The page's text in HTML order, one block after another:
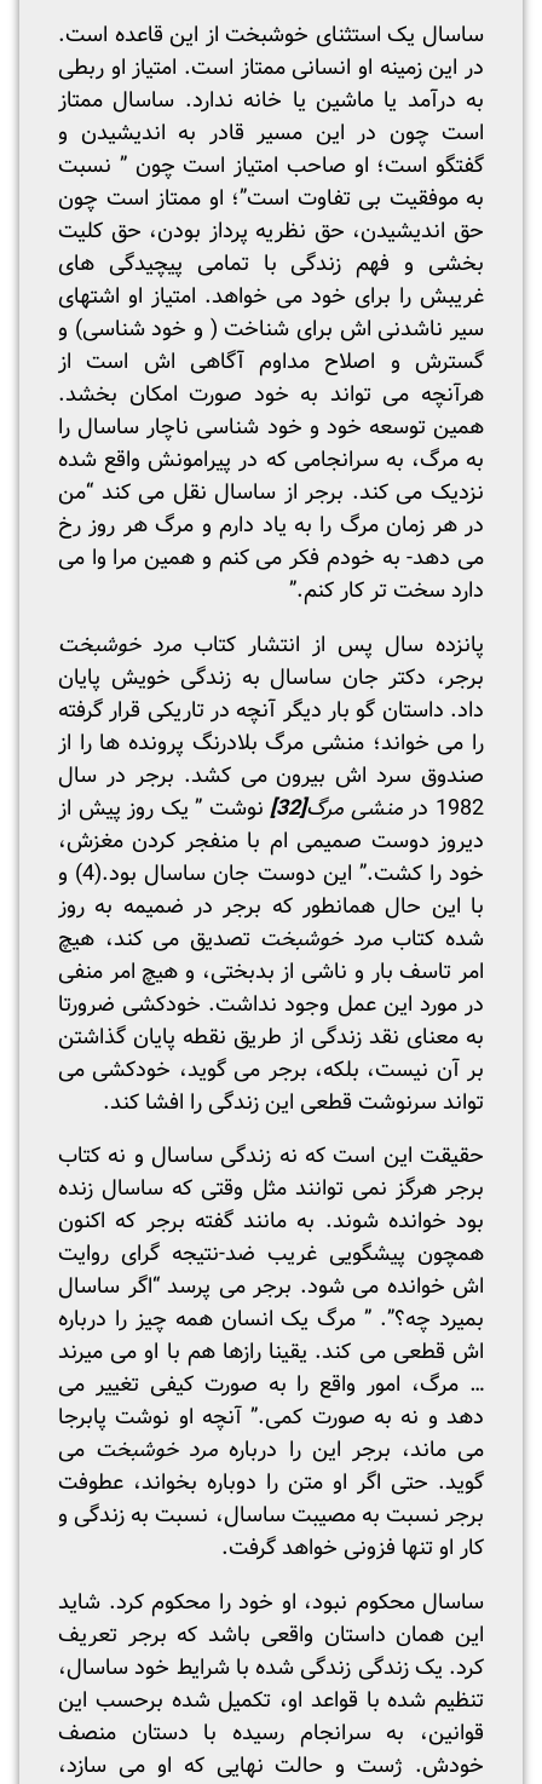
ساسال یک استثنای خوشبخت از این قاعده است.
در این زمینه او انسانی ممتاز است. امتیاز او ربطی
به درآمد یا ماشین یا خانه ندارد. ساسال ممتاز
است چون در این مسیر قادر به اندیشیدن و
گفتگو است؛ او صاحب امتیاز است چون ” نسبت
به موفقیت بی تفاوت است”؛ او ممتاز است چون
حق اندیشیدن، حق نظریه پرداز بودن، حق کلیت
بخشی و فهم زندگی با تمامی پیچیدگی های
غریبش را برای خود می خواهد. امتیاز او اشتهای
سیر ناشدنی اش برای شناخت ( و خود شناسی) و
گسترش و اصلاح مداوم آگاهی اش است از
هرآنچه می تواند به خود صورت امکان بخشد.
همین توسعه خود و خود شناسی ناچار ساسال را
به مرگ، به سرانجامی که در پیرامونش واقع شده
نزدیک می کند. برجر از ساسال نقل می کند “من
در هر زمان مرگ را به یاد دارم و مرگ هر روز رخ
می دهد- به خودم فکر می کنم و همین مرا وا می
دارد سخت تر کار کنم.”
پانزده سال پس از انتشار کتاب مرد خوشبخت
برجر، دکتر جان ساسال به زندگی خویش پایان
داد. داستان گو بار دیگر آنچه در تاریکی قرار گرفته
را می خواند؛ منشی مرگ بلادرنگ پرونده ها را از
صندوق سرد اش بیرون می کشد. برجر در سال
1982 در
منشی مرگ[32]
نوشت ” یک روز پیش از
دیروز دوست صمیمی ام با منفجر کردن مغزش،
خود را کشت.” این دوست جان ساسال بود.(4) و
با این حال همانطور که برجر در ضمیمه به روز
شده کتابمرد خوشبخت تصدیق می کند، هیچ
امر تاسف بار و ناشی از بدبختی، و هیچ امر منفی
در مورد این عمل وجود نداشت. خودکشی ضرورتا
به معنای نقد زندگی از طریق نقطه پایان گذاشتن
بر آن نیست، بلکه، برجر می گوید، خودکشی می
تواند سرنوشت قطعی این زندگی را افشا کند.
حقیقت این است که نه زندگی ساسال و نه کتاب
برجر هرگز نمی توانند مثل وقتی که ساسال زنده
بود خوانده شوند. به مانند گفته برجر که اکنون
همچون پیشگویی غریب ضد-نتیجه گرای روایت
اش خوانده می شود. برجر می پرسد “اگر ساسال
بمیرد چه؟”. ” مرگ یک انسان همه چیز را درباره
اش قطعی می کند. یقینا رازها هم با او می میرند
… مرگ، امور واقع را به صورت کیفی تغییر می
دهد و نه به صورت کمی.” آنچه او نوشت پابرجا
می ماند، برجر این را درباره مرد خوشبخت می
گوید. حتی اگر او متن را دوباره بخواند، عطوفت
برجر نسبت به مصیبت ساسال، نسبت به زندگی و
کار او تنها فزونی خواهد گرفت.
ساسال محکوم نبود، او خود را محکوم کرد. شاید
این همان داستان واقعی باشد که برجر تعریف
کرد. یک زندگی زندگی شده با شرایط خود ساسال،
تنظیم شده با قواعد او، تکمیل شده برحسب این
قوانین، به سرانجام رسیده با دستان منصف
خودش. ژست و حالت نهایی که او می سازد،